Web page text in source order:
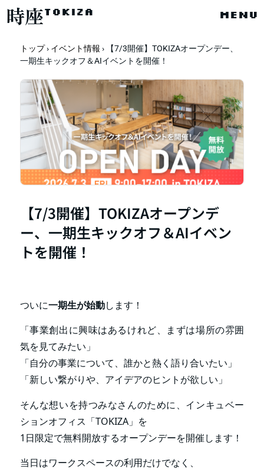
時座TOKIZA menu
トップ› イベント情報 › 【7/3開催】TOKIZAオープンデー、
一期生キックオフ＆AIイベントを開催！
【7/3開催】TOKIZAオープンデ
ー、一期生キックオフ＆AIイベン
トを開催！
ついに一期生が始動します！
「事業創出に興味はあるけれど、まずは場所の雰囲
気を見てみたい」
「自分の事業について、誰かと熱く語り合いたい」
「新しい繋がりや、アイデアのヒントが欲しい」
そんな想いを持つみなさんのために、インキュベー
ションオフィス「TOKIZA」を
1日限定で無料開放するオープンデーを開催します！
当日はワークスペースの利用だけでなく、